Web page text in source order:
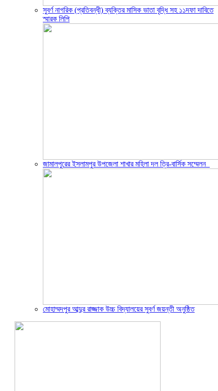
সুবর্ণ নাগরিক (প্রতিবন্ধী) ব্যক্তির মাসিক ভাতা বৃদ্ধি সহ ১১দফা দাবিতে
স্মারক লিপি
জামালপুরের ইসলামপুর উপজেলা শাখার মহিলা দল ত্রি-বার্সিক সম্মেলন
মোহাম্মদপুর আব্দুর রাজ্জাক উচ্চ বিদ্যালয়ের সুবর্ণ জয়ন্তী অনুষ্ঠিত